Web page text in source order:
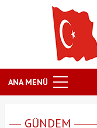
ANA MENÜ
GÜNDEM